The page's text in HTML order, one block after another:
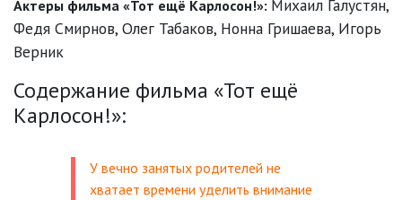
Актеры фильма «Тот ещё Карлосон!»: Михаил Галустян,
Федя Смирнов, Олег Табаков, Нонна Гришаева, Игорь
Верник
Содержание фильма «Тот ещё
Карлосон!»:
У вечно занятых родителей не
хватает времени уделить внимание